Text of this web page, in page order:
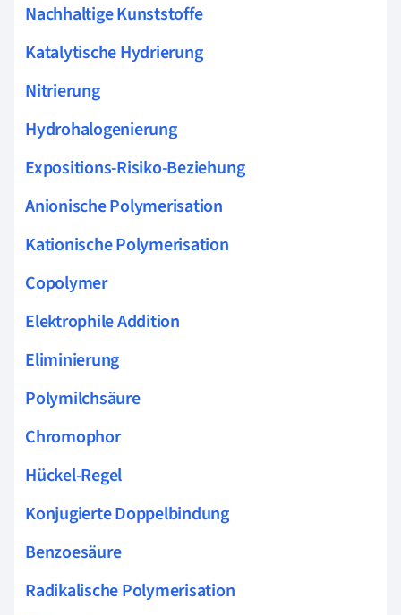
Nachhaltige Kunststoffe
Katalytische Hydrierung
Nitrierung
Hydrohalogenierung
Expositions-Risiko-Beziehung
Anionische Polymerisation
Kationische Polymerisation
Copolymer
Elektrophile Addition
Eliminierung
Polymilchsäure
Chromophor
Hückel-Regel
Konjugierte Doppelbindung
Benzoesäure
Radikalische Polymerisation